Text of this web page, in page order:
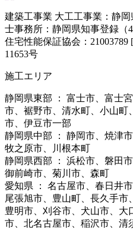
建築工事業 大工工事業：静
士事務所：静岡県知事登録（
住宅性能保証協会：
11653号
施工エリア
静岡県東部 ： 富士市、富士
市、裾野市、清水町、小山町
市、伊豆市一部
静岡県中部 ： 静岡市、焼津
牧之原市、川根本町
静岡県西部 ： 浜松市、磐田
御前崎市、菊川市、森町
愛知県 ： 名古屋市、春日井
尾張旭市、豊山町、長久手市
豊明市、刈谷市、犬山市、大
市、北名古屋市、稲沢市、清